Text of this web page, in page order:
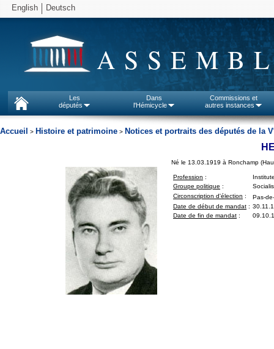
English Deutsch
Les
députés
Dans
l'Hémicycle
Commissions et
autres instances
Accueil > Histoire et patrimoine > Notices et portraits des députés de la V
Né le 13.03.1919 à Ronchamp
Profession :
Groupe politique :
Circonscription d'élection :
Pas-
Date de début de mandat :
Date de fin de mandat :